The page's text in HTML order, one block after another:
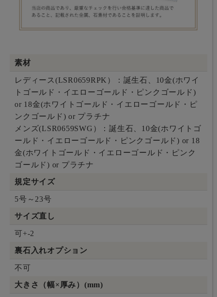
素材
レディース(LSR0659RPK）：誕生石、10金(ホワイ
トゴールド・イエローゴールド・ピンクゴールド)
or 18金(ホワイトゴールド・イエローゴールド・ピ
ンクゴールド) or プラチナ
メンズ(LSR0659SWG）：誕生石、10金(ホワイトゴ
ールド・イエローゴールド・ピンクゴールド) or 18
金(ホワイトゴールド・イエローゴールド・ピンク
ゴールド) or プラチナ
規定サイズ
5号～23号
サイズ直し
可+-2
裏石入れオプション
不可
大きさ（幅×厚み）(mm)